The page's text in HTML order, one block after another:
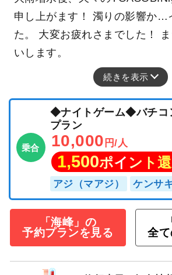
申し上がます！ 濁りの影響か…
た。 大変お疲れさまでした！
いします。
続きを表示
乗合
◆ナイトゲーム◆バチコ
プラン
10,000 円/人
1,500ポイント
アジ（マアジ） ケンサ
「海峰」の
予約プランを見る
全